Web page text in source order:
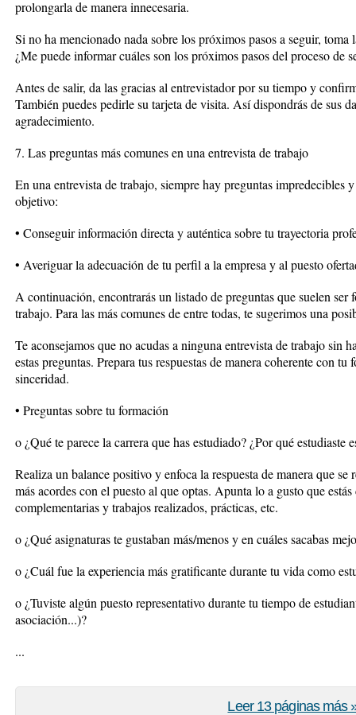
prolongarla de manera innecesaria.
Si no ha mencionado nada sobre los próximos pasos a seguir,
¿Me puede informar cuáles son los próximos pasos del proceso de
Antes de salir, da las gracias al entrevistador por su tiempo y
También puedes pedirle su tarjeta de visita. Así dispondrás de sus
agradecimiento.
7. Las preguntas más comunes en una entrevista de trabajo
En una entrevista de trabajo, siempre hay preguntas impredecibles
objetivo:
• Conseguir información directa y auténtica sobre tu trayectoria
• Averiguar la adecuación de tu perfil a la empresa y al puesto
A continuación, encontrarás un listado de preguntas que suelen ser
trabajo. Para las más comunes de entre todas, te sugerimos una
Te aconsejamos que no acudas a ninguna entrevista de trabajo sin
estas preguntas. Prepara tus respuestas de manera coherente con
sinceridad.
• Preguntas sobre tu formación
o ¿Qué te parece la carrera que has estudiado? ¿Por qué estudiaste
Realiza un balance positivo y enfoca la respuesta de manera que
más acordes con el puesto al que optas. Apunta lo a gusto que
complementarias y trabajos realizados, prácticas, etc.
o ¿Qué asignaturas te gustaban más/menos y en cuáles sacabas
o ¿Cuál fue la experiencia más gratificante durante tu vida como
o ¿Tuviste algún puesto representativo durante tu tiempo de
asociación...)?
...
Leer 13 páginas más